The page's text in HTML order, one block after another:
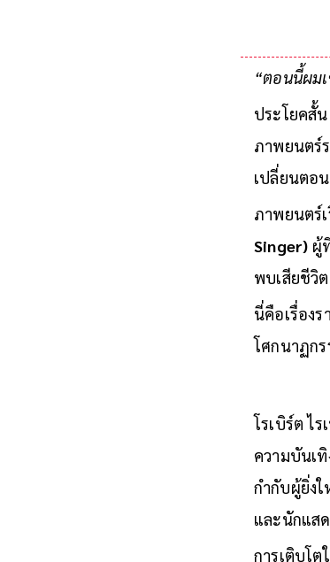
“ตอนนี้ผม
ประโยคสั้
ภาพยนตร์
เปลี่ยนตอ
ภาพยนตร์
Singer)ผู้ที่
พบเสียชีวิ
นี่คือเรื่อง
โรเบิร์ต ไ
ความบันเ
กำกับผู้ยิ่งใ
และนักแสด